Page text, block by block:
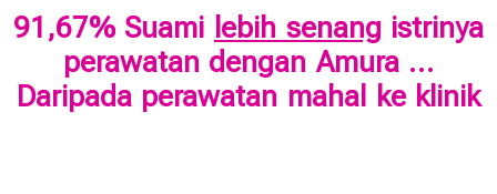
91,67% Suami lebih senang istrinya
perawatan dengan Amura …
Daripada perawatan mahal ke klinik